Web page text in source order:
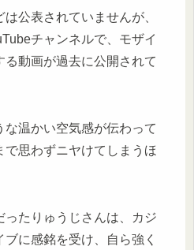
公表されていませんが、
チャンネルで、モザイ
る動画が過去に公開されて
温かい空気感が伝わって
で思わずニヤけてしまうほ
ったりゅうじさんは、カジ
に感銘を受け、自ら強く